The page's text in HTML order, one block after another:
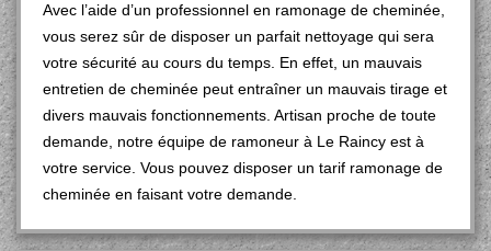
Avec l’aide d’un professionnel en ramonage de cheminée,
vous serez sûr de disposer un parfait nettoyage qui sera
votre sécurité au cours du temps. En effet, un mauvais
entretien de cheminée peut entraîner un mauvais tirage et
divers mauvais fonctionnements. Artisan proche de toute
demande, notre équipe de ramoneur à Le Raincy est à
votre service. Vous pouvez disposer un tarif ramonage de
cheminée en faisant votre demande.